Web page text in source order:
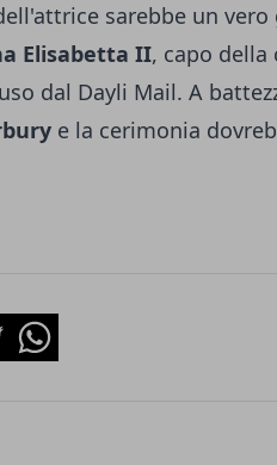
sarebbe un
Elisabetta II, capo della
dal Dayli Mail. A
e la cerimonia
Whatsapp